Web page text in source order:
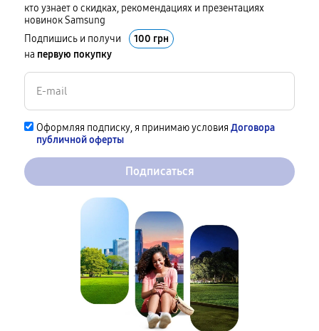
кто узнает о скидках, рекомендациях и презентациях
новинок Samsung
Подпишись и получи
100 грн
на первую покупку
Оформляя подписку, я принимаю условия Договора
публичной оферты
Подписаться